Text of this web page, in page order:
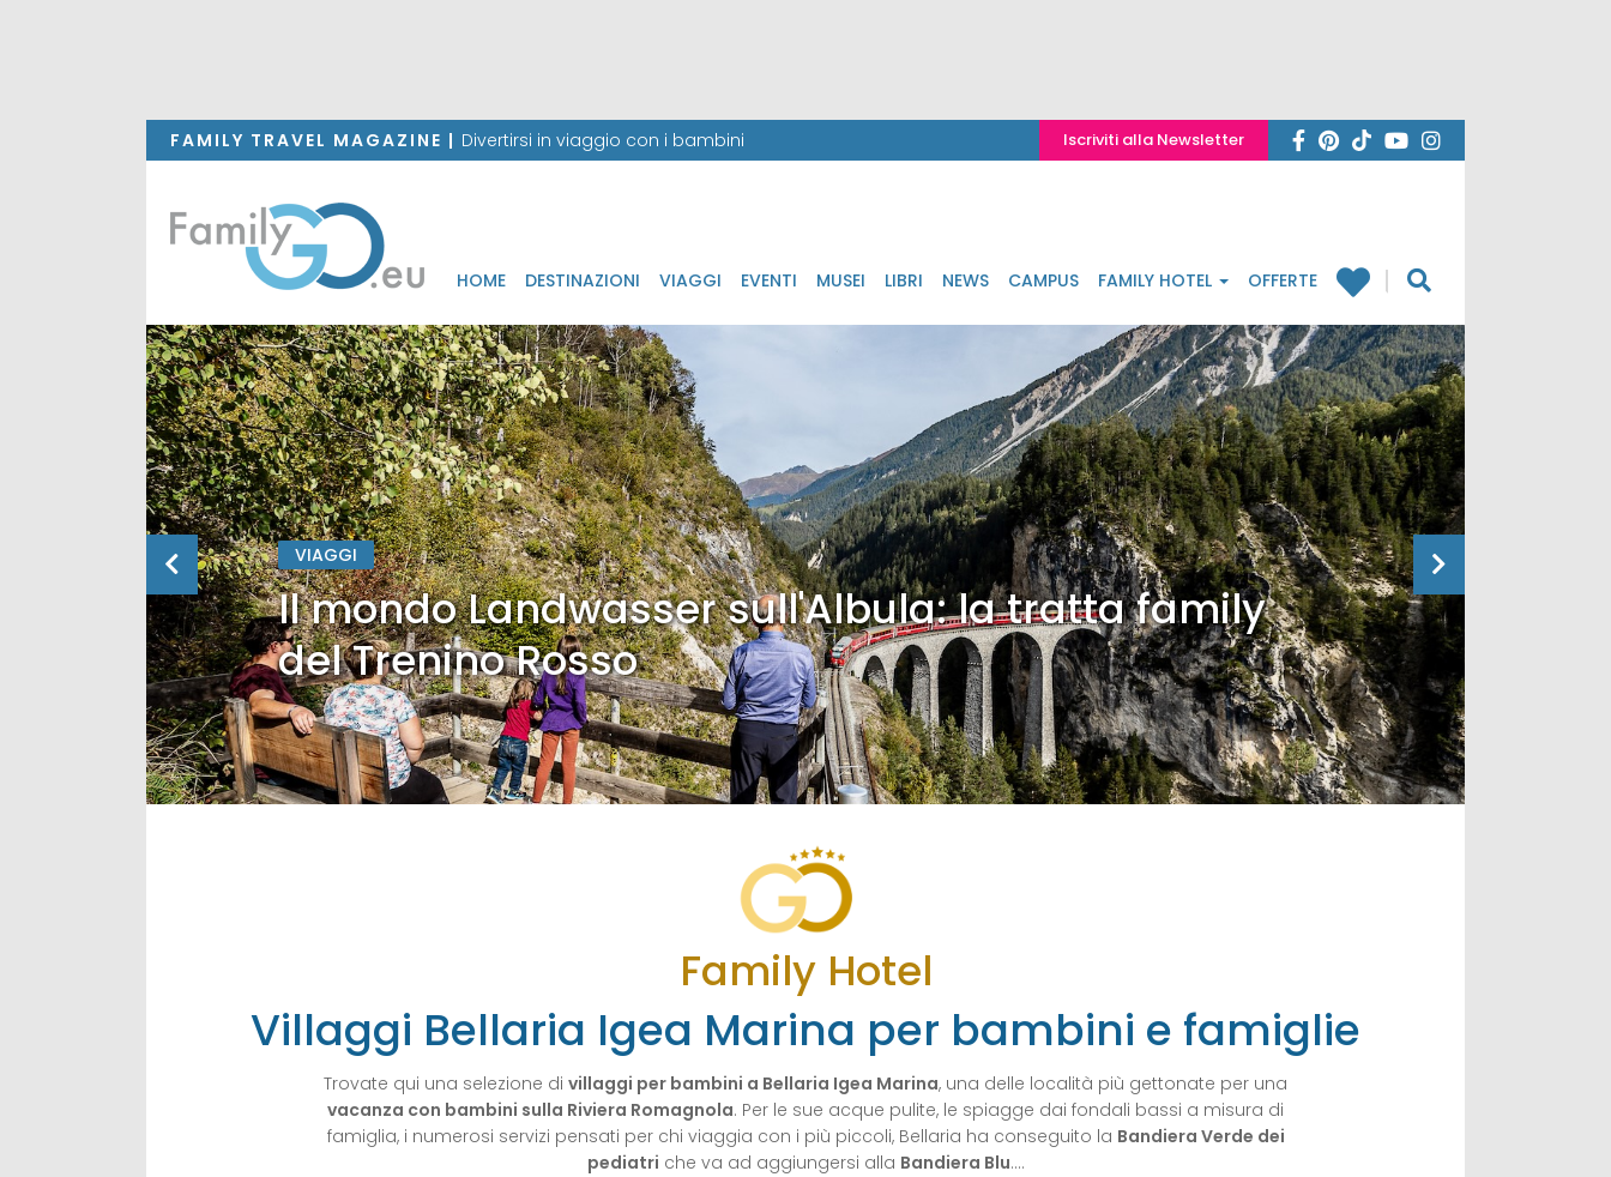
FAMILY TRAVEL MAGAZINE | Divertirsi in viaggio con i bambini Iscriviti alla Newsletter
HOME DESTINAZIONI VIAGGI EVENTI MUSEI LIBRI NEWS CAMPUS FAMILY HOTEL OFFERTE
VIAGGI
Il mondo Landwasser sull'Albula: la tratta family
del Trenino Rosso
Family Hotel
Villaggi Bellaria Igea Marina per bambini e famiglie
Trovate qui una selezione di villaggi per bambini a Bellaria Igea Marina, una delle località più gettonate per una
vacanza con bambini sulla Riviera Romagnola. Per le sue acque pulite, le spiagge dai fondali bassi a misura di
famiglia, i numerosi servizi pensati per chi viaggia con i più piccoli, Bellaria ha conseguito la Bandiera Verde dei
pediatri che va ad aggiungersi alla Bandiera Blu.…